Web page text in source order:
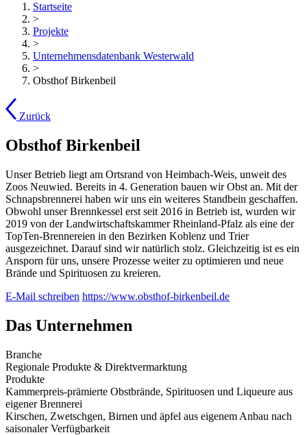
Startseite
>
Projekte
>
Unternehmensdatenbank Westerwald
>
Obsthof Birkenbeil
Zurück
Obsthof Birkenbeil
Unser Betrieb liegt am Ortsrand von Heimbach-Weis, unweit des
Zoos Neuwied. Bereits in 4. Generation bauen wir Obst an. Mit der
Schnapsbrennerei haben wir uns ein weiteres Standbein geschaffen.
Obwohl unser Brennkessel erst seit 2016 in Betrieb ist, wurden wir
2019 von der Landwirtschaftskammer Rheinland-Pfalz als eine der
TopTen-Brennereien in den Bezirken Koblenz und Trier
ausgezeichnet. Darauf sind wir natürlich stolz. Gleichzeitig ist es ein
Ansporn für uns, unsere Prozesse weiter zu optimieren und neue
Brände und Spirituosen zu kreieren.
E-Mail schreiben https://www.obsthof-birkenbeil.de
Das Unternehmen
Branche
Regionale Produkte & Direktvermarktung
Produkte
Kammerpreis-prämierte Obstbrände, Spirituosen und Liqueure aus
eigener Brennerei
Kirschen, Zwetschgen, Birnen und äpfel aus eigenem Anbau nach
saisonaler Verfügbarkeit